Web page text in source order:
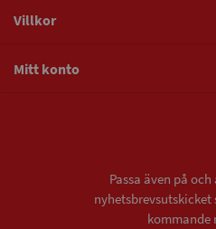
Villkor
Mitt konto
Passa även på
nyhetsbrevsutskicket
kommande